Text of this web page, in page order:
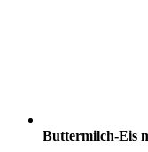
Buttermilch-Eis